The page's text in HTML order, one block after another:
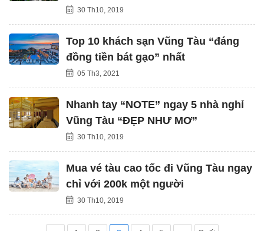
30 Th10, 2019
Top 10 khách sạn Vũng Tàu “đáng
đồng tiền bát gạo” nhất
05 Th3, 2021
Nhanh tay “NOTE” ngay 5 nhà nghỉ
Vũng Tàu “ĐẸP NHƯ MƠ”
30 Th10, 2019
Mua vé tàu cao tốc đi Vũng Tàu ngay
chỉ với 200k một người
30 Th10, 2019